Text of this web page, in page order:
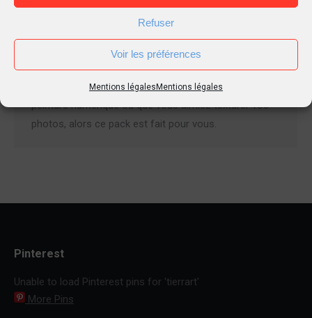
Refuser
Voir les préférences
Mentions légalesMentions légales
ParTierr 12 janvier 2016
9 Commentaires
Des textures réalistes de papiers à dessin pour vous
aider dans vos créations. Gratuites et en haute
définition, ces textures donneront à vos peintures
digitales un rendu saisissant. Que vous aimiez la
peinture numérique ou que vous aimiez texturer vos
photos, alors ce pack est fait pour vous.
Pinterest
Unable to load Pinterest pins for 'tierrart'
More Pins